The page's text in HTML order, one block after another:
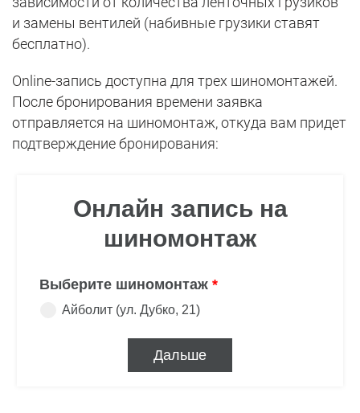
и замены вентилей (набивные грузики ставят
бесплатно).
Online-запись доступна для трех шиномонтажей.
После бронирования времени заявка
отправляется на шиномонтаж, откуда вам придет
подтверждение бронирования: